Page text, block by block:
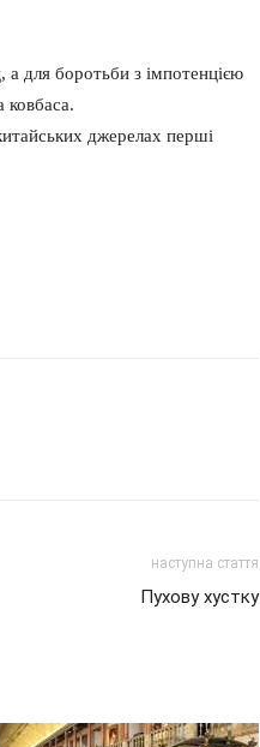
а для боротьби з імпотенцією
ковбаса.
джерелах перші
наступна стаття
Пухову хустку